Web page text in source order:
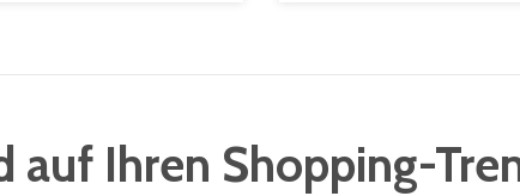
auf Ihren Shopping-